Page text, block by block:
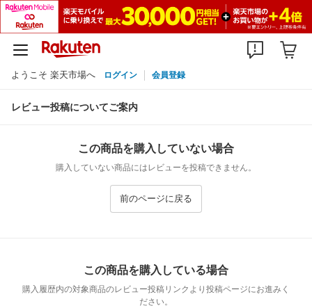
ようこそ 楽天市場へ ログイン 会員登録
レビュー投稿についてご案内
この商品を購入していない場合
購入していない商品にはレビューを投稿できません。
前のページに戻る
この商品を購入している場合
購入履歴内の対象商品のレビュー投稿リンクより投稿ページにお進みく
ださい。